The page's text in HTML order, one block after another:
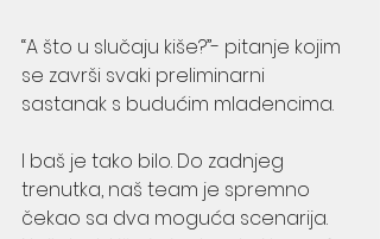
“A što u slučaju kiše?”- pitanje kojim
se završi svaki preliminarni
sastanak s budućim mladencima.
I baš je tako bilo. Do zadnjeg
trenutka, naš team je spremno
čekao sa dva moguća scenarija.